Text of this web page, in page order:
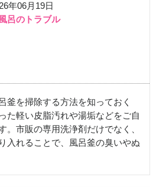
年06月19日
呂のトラブル
釜を掃除する方法を知っておく
た軽い皮脂汚れや湯垢などをご自
。市販の専用洗浄剤だけでなく、
入れることで、風呂釜の臭いやぬ